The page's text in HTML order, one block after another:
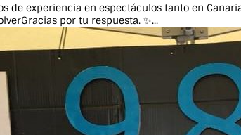
de experiencia en espectáculos tanto en
por tu respuesta. ✨...